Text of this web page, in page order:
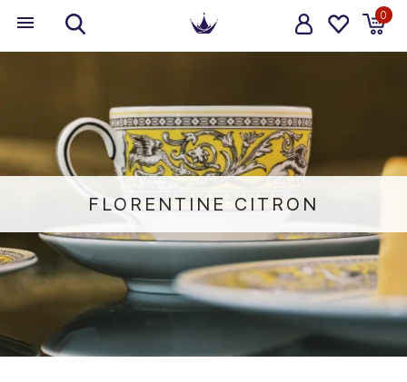
0
FLORENTINE CITRON